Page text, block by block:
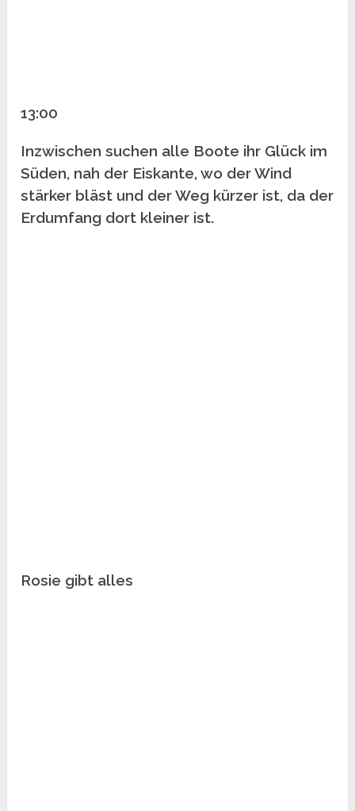
13:00
Inzwischen suchen alle Boote ihr Glück im
Süden, nah der Eiskante, wo der Wind
stärker bläst und der Weg kürzer ist, da der
Erdumfang dort kleiner ist.
Rosie gibt alles